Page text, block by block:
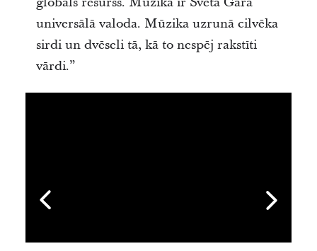
universālā valoda. Mūzika uzrunā cilvēka
sirdi un dvēseli tā, kā to nespēj rakstīti
vārdi.”